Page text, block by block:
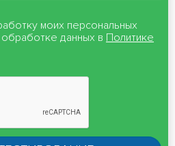
моих персональных
данных в Политике